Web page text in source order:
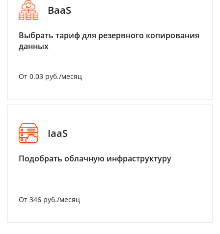
BaaS
Выбрать тариф для резервного копирования
данных
От 0.03 руб./месяц
IaaS
Подобрать облачную инфраструктуру
От 346 руб./месяц